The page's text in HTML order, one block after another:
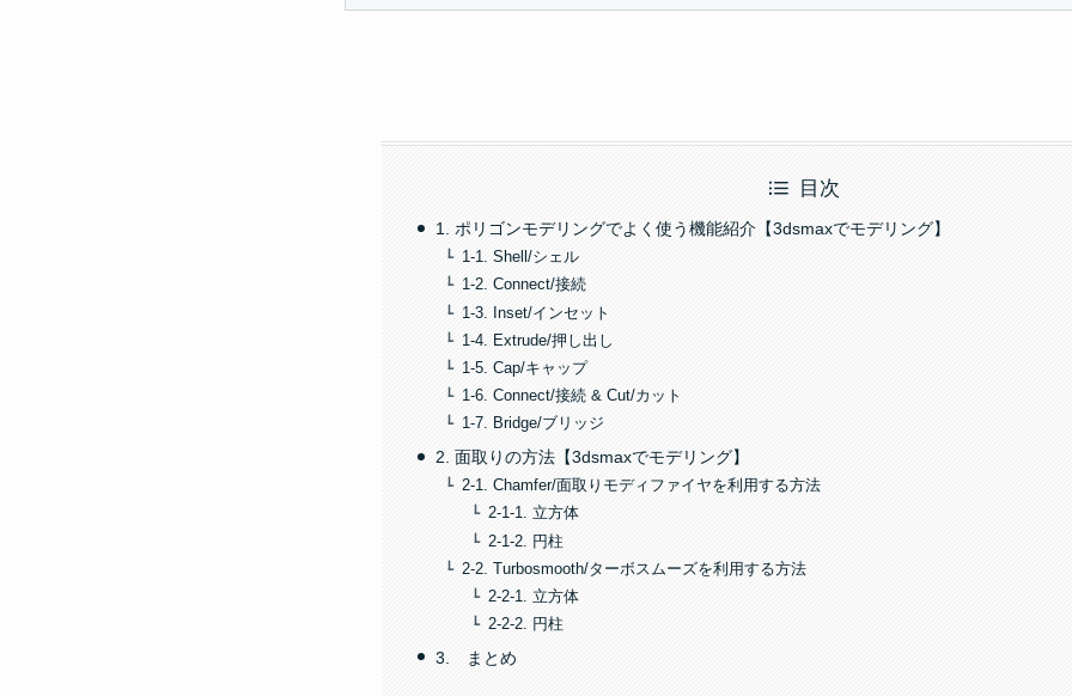
目次
1. ポリゴンモデリングでよく使う機能紹介【3dsmaxでモデリング】
1-1. Shell/シェル
1-2. Connect/接続
1-3. Inset/インセット
1-4. Extrude/押し出し
1-5. Cap/キャップ
1-6. Connect/接続 & Cut/カット
1-7. Bridge/ブリッジ
2. 面取りの方法【3dsmaxでモデリング】
2-1. Chamfer/面取りモディファイヤを利用する方法
2-1-1. 立方体
2-1-2. 円柱
2-2. Turbosmooth/ターボスムーズを利用する方法
2-2-1. 立方体
2-2-2. 円柱
3. まとめ